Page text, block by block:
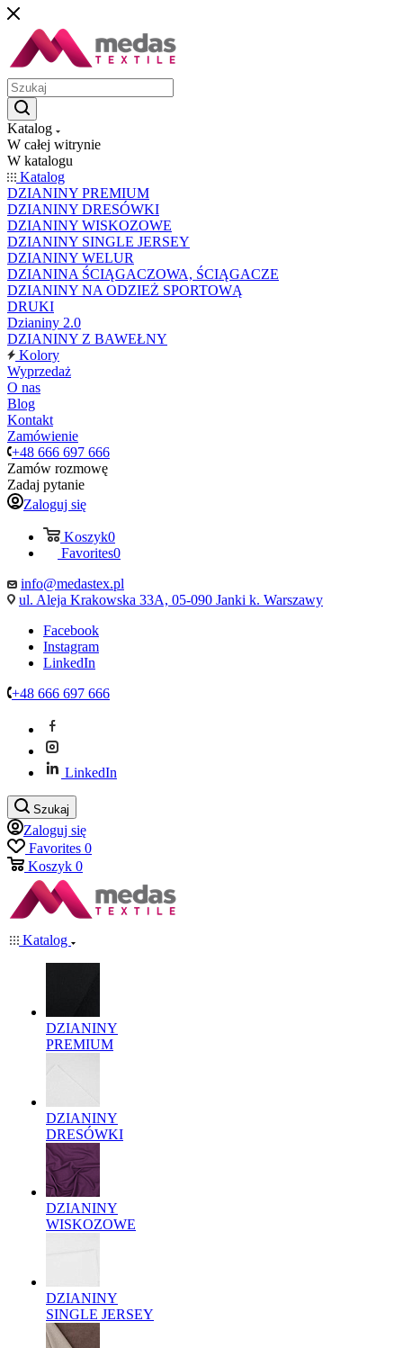
Katalog
W całej witrynie
W katalogu
Katalog
DZIANINY PREMIUM
DZIANINY DRESÓWKI
DZIANINY WISKOZOWE
DZIANINY SINGLE JERSEY
DZIANINY WELUR
DZIANINA ŚCIĄGACZOWA, ŚCIĄGACZE
DZIANINY NA ODZIEŻ SPORTOWĄ
DRUKI
Dzianiny 2.0
DZIANINY Z BAWEŁNY
Kolory
Wyprzedaż
O nas
Blog
Kontakt
Zamówienie
+48 666 697 666
Zamów rozmowę
Zadaj pytanie
Zaloguj się
Koszyk0
Favorites0
info@medastex.pl
ul. Aleja Krakowska 33A, 05-090 Janki k. Warszawy
Facebook
Instagram
LinkedIn
+48 666 697 666
LinkedIn
Szukaj
Zaloguj się
Favorites 0
Koszyk 0
Katalog
DZIANINY
PREMIUM
DZIANINY
DRESÓWKI
DZIANINY
WISKOZOWE
DZIANINY
SINGLE JERSEY